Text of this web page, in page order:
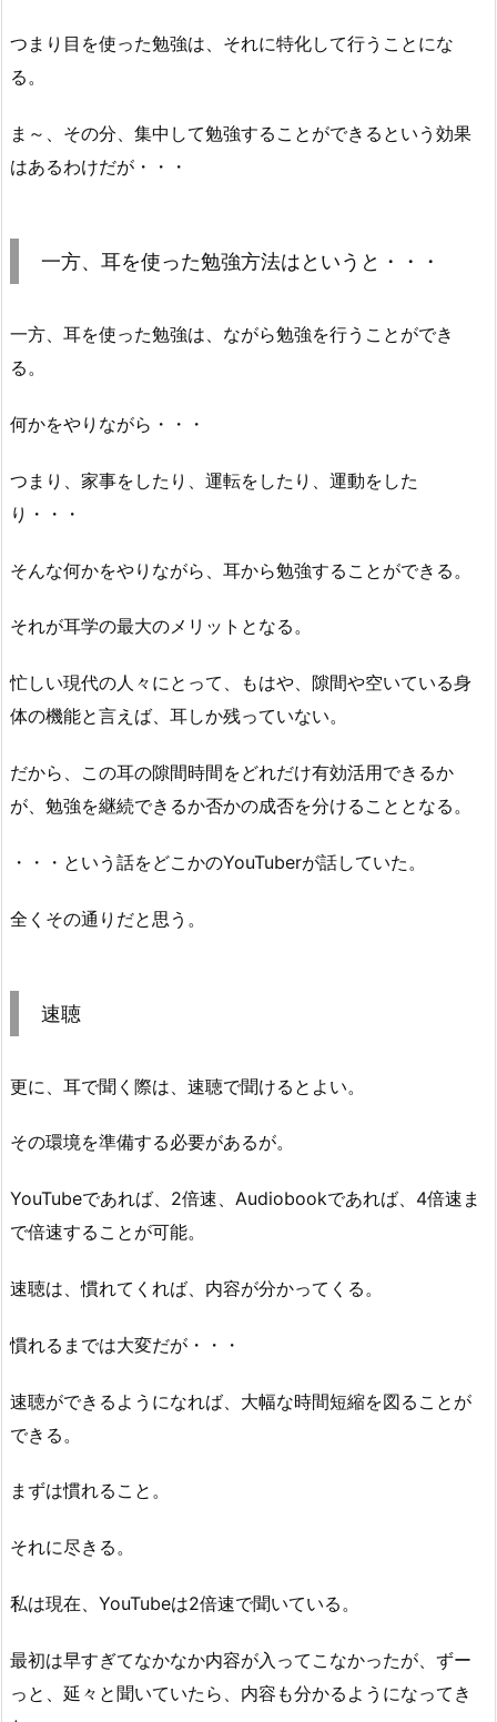
つまり目を使った勉強は、それに特化して行うことにな
る。
ま～、その分、集中して勉強することができるという効果
はあるわけだが・・・
一方、耳を使った勉強方法はというと・・・
一方、耳を使った勉強は、ながら勉強を行うことができ
る。
何かをやりながら・・・
つまり、家事をしたり、運転をしたり、運動をした
り・・・
そんな何かをやりながら、耳から勉強することができる。
それが耳学の最大のメリットとなる。
忙しい現代の人々にとって、もはや、隙間や空いている身
体の機能と言えば、耳しか残っていない。
だから、この耳の隙間時間をどれだけ有効活用できるか
が、勉強を継続できるか否かの成否を分けることとなる。
・・・という話をどこかのYouTuberが話していた。
全くその通りだと思う。
速聴
更に、耳で聞く際は、速聴で聞けるとよい。
その環境を準備する必要があるが。
YouTubeであれば、2倍速、Audiobookであれば、4倍速ま
で倍速することが可能。
速聴は、慣れてくれば、内容が分かってくる。
慣れるまでは大変だが・・・
速聴ができるようになれば、大幅な時間短縮を図ることが
できる。
まずは慣れること。
それに尽きる。
私は現在、YouTubeは2倍速で聞いている。
最初は早すぎてなかなか内容が入ってこなかったが、ずー
っと、延々と聞いていたら、内容も分かるようになってき